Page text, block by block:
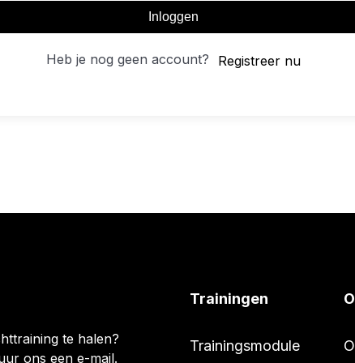
Inloggen
Heb je nog geen account? Registreer nu
te halen?
ons een e-mail.
Trainingen
Trainingsmodule